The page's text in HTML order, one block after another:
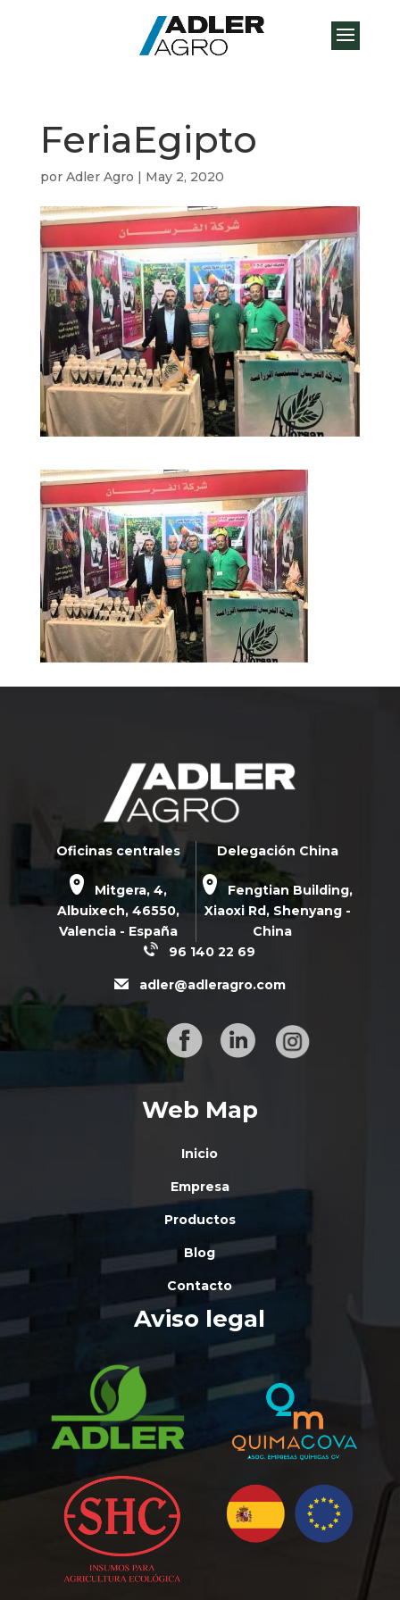
FeriaEgipto
por Adler Agro | May 2, 2020
Oficinas centrales
Mitgera, 4,
Albuixech, 46550,
Valencia - España
Delegación China
Fengtian Building,
Xiaoxi Rd,Shenyang -
China
96 140 22 69
adler@adleragro.com
Web Map
Inicio
Empresa
Productos
Blog
Contacto
Aviso legal